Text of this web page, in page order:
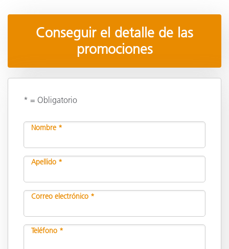
Conseguir el detalle de las
promociones
* = Obligatorio
Nombre *
Apellido *
Correo electrónico *
Teléfono *